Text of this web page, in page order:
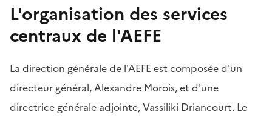
L'organisation des services
centraux de l'AEFE
La direction générale de l'AEFE est composée d'un
directeur général, Alexandre Morois, et d'une
directrice générale adjointe, Vassiliki Driancourt. Le